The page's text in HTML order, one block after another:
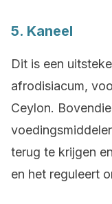
5. Kaneel
Dit is een
afrodisiacum,
Ceylon.
terug te krijgen
en het reguleert